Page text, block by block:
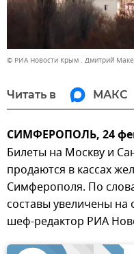
© РИА Новости Крым . Дмитрий
Читать в МАКС
СИМФЕРОПОЛЬ, 24
Билеты на Москву и
продаются в кассах
Симферополя. По
составы увеличены
шеф-редактор РИА